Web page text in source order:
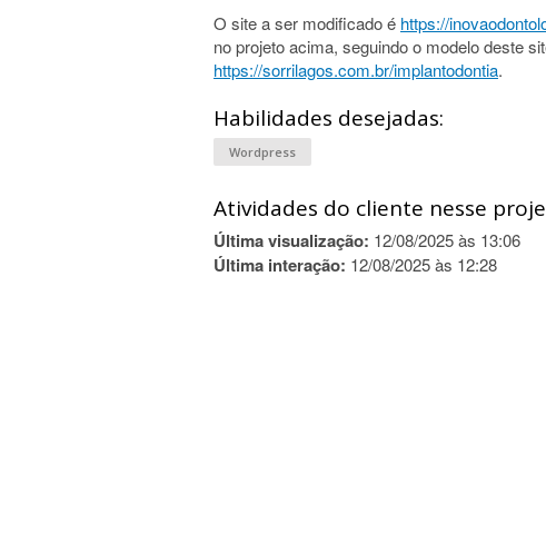
O site a ser modificado é https://
no projeto acima, seguindo o modelo deste
https://sorrilagos.com.br/implantodontia.
Habilidades desejadas:
Wordpress
Atividades do cliente nesse
Última visualização: 12/08/2025 às 13:06
Última interação: 12/08/2025 às 12:28